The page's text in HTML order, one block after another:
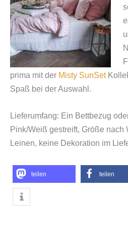
prima mit der Misty SunSet
Spaß bei der Auswahl.
Lieferumfang: Ein Bettbezug
Pink/Weiß gestreift, Größe nach
Leinen, keine Dekoration im
teilen teilen